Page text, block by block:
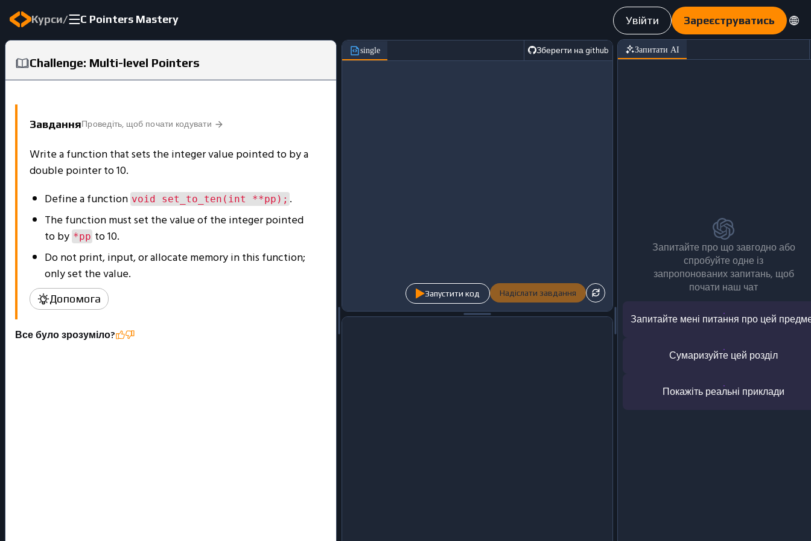
Курси/ C Pointers Mastery Увійти Зареєструватись
Challenge: Multi-level Pointers
ЗавданняПроведіть, щоб почати кодувати
Write a function that sets the integer value pointed to by a
double pointer to 10.
Define a function void set_to_ten(int **pp); .
The function must set the value of the integer pointed
to by *pp to 10.
Do not print, input, or allocate memory in this function;
only set the value.
Допомога
Все було зрозуміло?
single Зберегти на github
Запустити код Надіслати завдання
Запитати АІ
Запитайте про що завгодно або
спробуйте одне із
запропонованих запитань, щоб
почати наш чат
Запитайте мені питання про цей
Сумаризуйте цей розділ
Покажіть реальні приклади